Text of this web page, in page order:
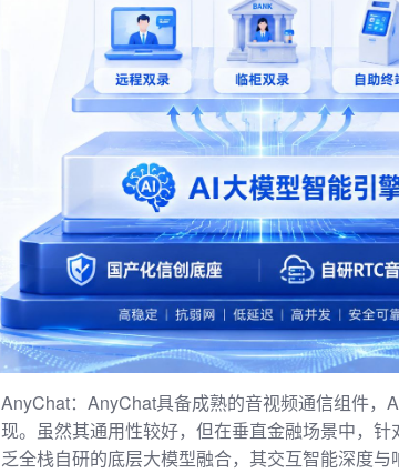
AnyChat：AnyChat具备成熟的音视频通信组件，
现。虽然其通用性较好，但在垂直金融场景中，
乏全栈自研的底层大模型融合，其交互智能深度与